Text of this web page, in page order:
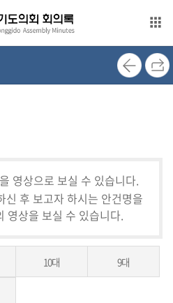
바로가기
뉴 바로가기
영상으로 보실 수 있습니다.
신 후 보고자 하시는 안건명을
영상을 보실 수 있습니다.
10대 9대